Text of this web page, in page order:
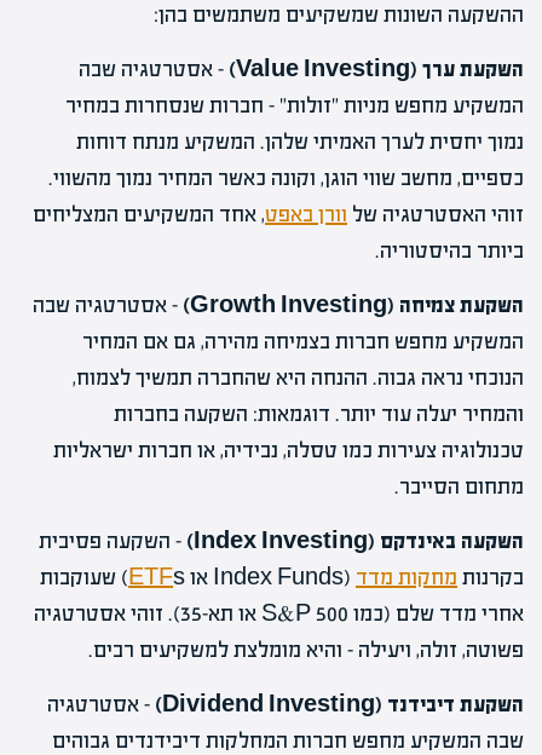
ההשקעה השונות שמשקיעים משתמשים בהן:
השקעת ערך (Value Investing)
– אסטרטגיה שבה
המשקיע מחפש מניות "זולות" – חברות שנסחרות במחיר
נמוך יחסית לערך האמיתי שלהן. המשקיע מנתח דוחות
כספיים, מחשב שווי הוגן, וקונה כאשר המחיר נמוך מהשווי.
זוהי האסטרטגיה של וורן באפט, אחד המשקיעים המצליחים
ביותר בהיסטוריה.
השקעת צמיחה (Growth Investing)
– אסטרטגיה שבה
המשקיע מחפש חברות בצמיחה מהירה, גם אם המחיר
הנוכחי נראה גבוה. ההנחה היא שהחברה תמשיך לצמוח,
והמחיר יעלה עוד יותר. דוגמאות: השקעה בחברות
טכנולוגיה צעירות כמו טסלה, נבידיה, או חברות ישראליות
מתחום הסייבר.
השקעה באינדקס (Index Investing)
– השקעה פסיבית
בקרנות מחקות מדד (Index Funds או ETFs) שעוקבות
אחרי מדד שלם (כמו S&P 500 או תא-35). זוהי אסטרטגיה
פשוטה, זולה, ויעילה – והיא מומלצת למשקיעים רבים.
השקעת דיבידנד (Dividend Investing)
– אסטרטגיה
שבה המשקיע מחפש חברות המחלקות דיבידנדים גבוהים